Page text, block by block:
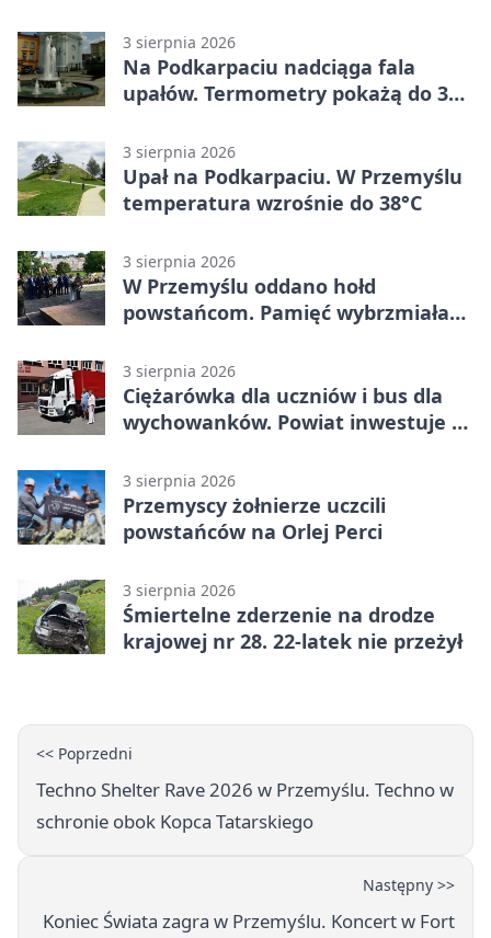
3 sierpnia 2026
Na Podkarpaciu nadciąga fala
upałów. Termometry pokażą do 36
3 sierpnia 2026
Upał na Podkarpaciu. W Przemyślu
temperatura wzrośnie do 38°C
3 sierpnia 2026
W Przemyślu oddano hołd
powstańcom. Pamięć wybrzmiała
3 sierpnia 2026
Ciężarówka dla uczniów i bus dla
wychowanków. Powiat inwestuje w
3 sierpnia 2026
Przemyscy żołnierze uczcili
powstańców na Orlej Perci
3 sierpnia 2026
Śmiertelne zderzenie na drodze
krajowej nr 28. 22-latek nie przeżył
<< Poprzedni
Techno Shelter Rave 2026 w Przemyślu. Techno w
schronie obok Kopca Tatarskiego
Następny >>
Koniec Świata zagra w Przemyślu. Koncert w Fort